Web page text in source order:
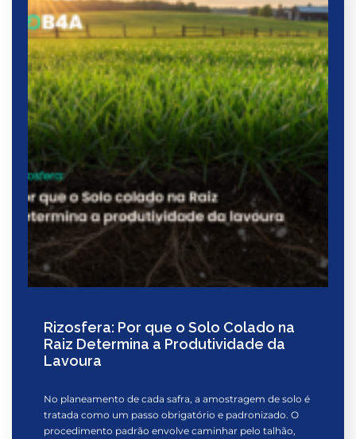
Rizosfera: Por que o Solo Colado na
Raiz Determina a Produtividade da
Lavoura
No planeamento de cada safra, a amostragem de solo é
tratada como um passo obrigatório e padronizado. O
procedimento padrão envolve caminhar pelo talhão,